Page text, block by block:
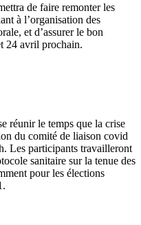
de faire remonter les
à l’organisation des
et d’assurer le bon
24 avril prochain.
réunir le temps que la crise
du comité de liaison covid
Les participants travailleront
sanitaire sur la tenue des
pour les élections